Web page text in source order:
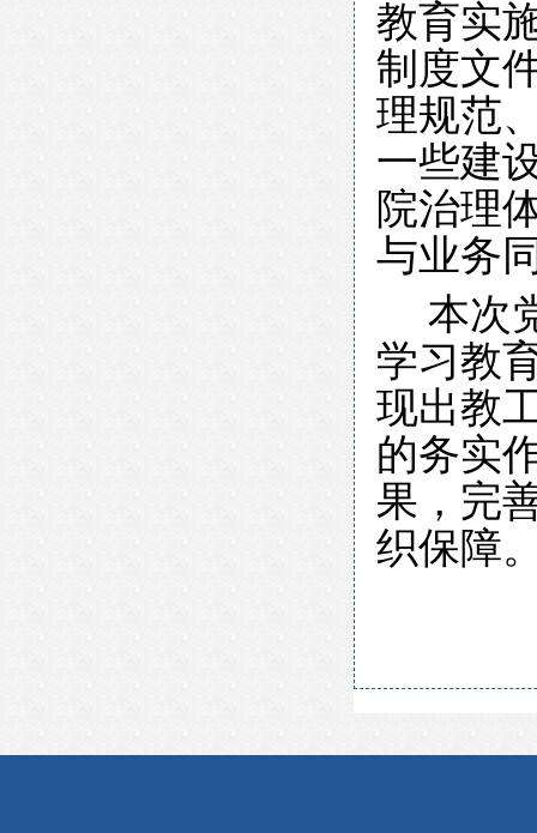
教育实
制度文
理规范
一些建
院治理
与业务
本次
学习教
现出教
的务实
果，完
织保障